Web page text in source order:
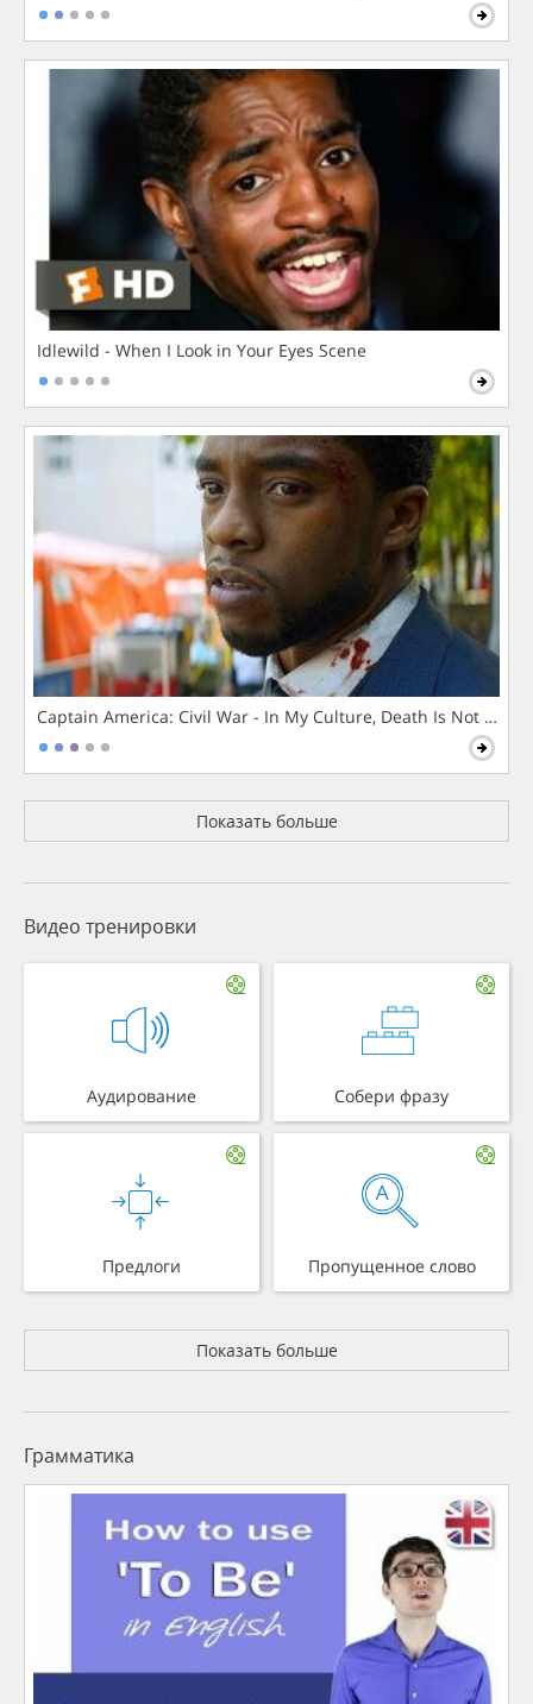
Idlewild - When I Look in Your Eyes Scene
Captain America: Civil War - In My Culture, Death Is Not The
Показать больше
Видео тренировки
Аудирование Собери фразу
Предлоги Пропущенное слово
Показать больше
Грамматика